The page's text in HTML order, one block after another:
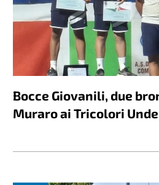
Bocce Giovanili, due
Muraro ai Tricolori